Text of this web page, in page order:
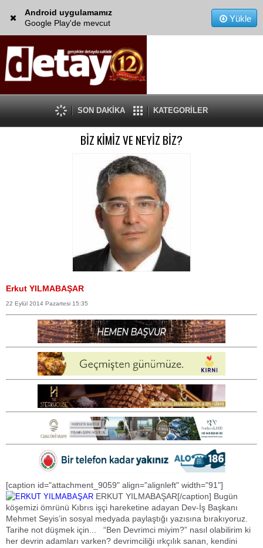
Android uygulamamız
Google Play'de mevcut
Yükle
SON DAKİKA KATEGORİLER
BİZ KİMİZ VE NEYİZ BİZ?
Erkut YILMABAŞAR
22 Eylül 2014 Pazartesi 15:35
[caption id="attachment_9059" align="alignleft" width="91"]
ERKUT YILMABAŞAR[/caption] Bugün
köşemizi ömrünü Kıbrıs işçi hareketine adayan Dev-İş Başkanı
Mehmet Seyis’in sosyal medyada paylaştığı yazısına bırakıyoruz.
Tarihe not düşmek için... “Ben Devrimci miyim?” nasıl olabilirim ki
her devrin adamları varken? devrimciliği ırkçılık sanan, kendini